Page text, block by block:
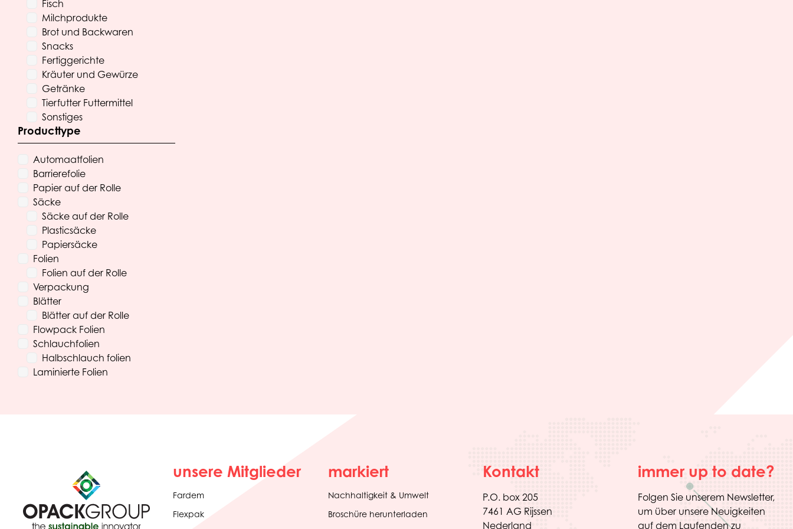
Fisch
Milchprodukte
Brot und Backwaren
Snacks
Fertiggerichte
Kräuter und Gewürze
Getränke
Tierfutter Futtermittel
Sonstiges
Producttype
Automaatfolien
Barrierefolie
Papier auf der Rolle
Säcke
Säcke auf der Rolle
Plasticsäcke
Papiersäcke
Folien
Folien auf der Rolle
Verpackung
Blätter
Blätter auf der Rolle
Flowpack Folien
Schlauchfolien
Halbschlauch folien
Laminierte Folien
unsere Mitglieder
Fardem
Flexpak
markiert
Nachhaltigkeit & Umwelt
Broschüre herunterladen(opens
Kontakt
P.O. box 205
7461 AG Rijssen
Nederland
immer up to date?
Folgen Sie unserem Newsletter,
um über unsere Neuigkeiten
auf dem Laufenden zu